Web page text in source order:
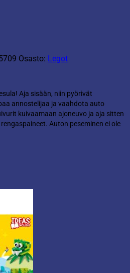
Osasto: Legot
Aja sisään, niin pyörivät
annostelijaa ja vaahdota auto
kuivaamaan ajoneuvo ja aja sitten
Auton peseminen ei ole